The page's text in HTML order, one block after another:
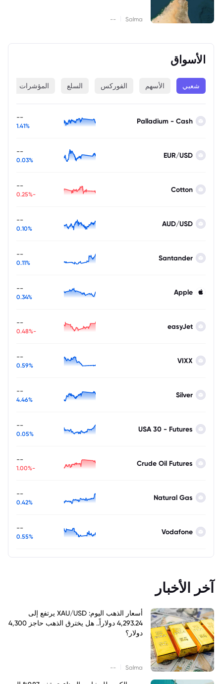
Salma
--
الأسواق
شعبي الأسهم الفوركس السلع المؤشرات
Palladium - Cash
--
1.41%
EUR/USD
--
0.03%
Cotton
--
-0.25%
AUD/USD
--
0.10%
Santander
--
0.11%
Apple
--
0.34%
easyJet
--
-0.48%
VIXX
--
0.59%
Silver
--
4.46%
USA 30 - Futures
--
0.05%
Crude Oil Futures
--
-1.00%
Natural Gas
--
0.42%
Vodafone
--
0.55%
آخر الأخبار
أسعار الذهب اليوم: XAU/USD يرتفع إلى
4,293.24 دولاراً.. هل يخترق الذهب حاجز 4,300
دولار؟
Salma
--